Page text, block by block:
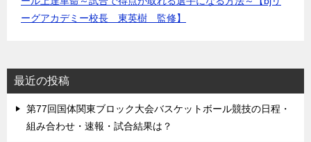
ーグアカデミー校長 東英樹 監修】
最近の投稿
第77回国体関東ブロック大会バスケットボール競技の日程・
組み合わせ・速報・試合結果は？